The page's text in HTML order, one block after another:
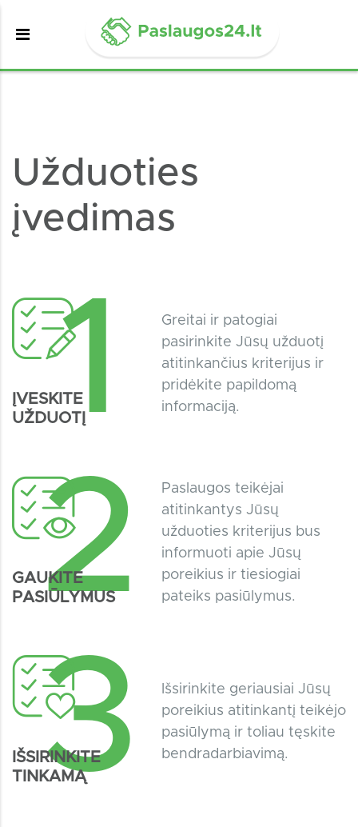
Užduoties
įvedimas
1
ĮVESKITE
UŽDUOTĮ
Greitai ir patogiai
pasirinkite Jūsų užduotį
atitinkančius kriterijus ir
pridėkite papildomą
informaciją.
2
GAUKITE
PASIŪLYMUS
Paslaugos teikėjai
atitinkantys Jūsų
užduoties kriterijus bus
informuoti apie Jūsų
poreikius ir tiesiogiai
pateiks pasiūlymus.
3
IŠSIRINKITE
TINKAMĄ
Išsirinkite geriausiai Jūsų
poreikius atitinkantį teikėjo
pasiūlymą ir toliau tęskite
bendradarbiavimą.